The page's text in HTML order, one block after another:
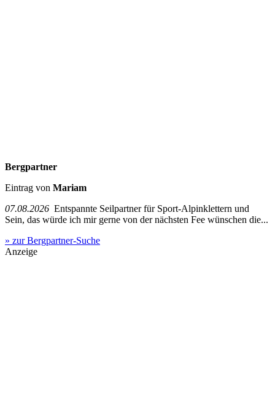
Bergpartner
Eintrag von Mariam
07.08.2026 Entspannte Seilpartner für Sport-Alpinklettern und
Sein, das würde ich mir gerne von der nächsten Fee wünschen die...
» zur Bergpartner-Suche
Anzeige